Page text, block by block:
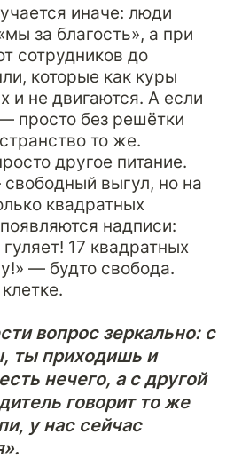
иначе: люди
за благость», а при
сотрудников до
которые как куры
и не двигаются. А если
просто без решётки
то же.
другое питание.
выгул, но на
квадратных
надписи:
17 квадратных
— будто свобода.
вопрос зеркально: с
ты приходишь и
нечего, а с другой
говорит то же
у нас сейчас